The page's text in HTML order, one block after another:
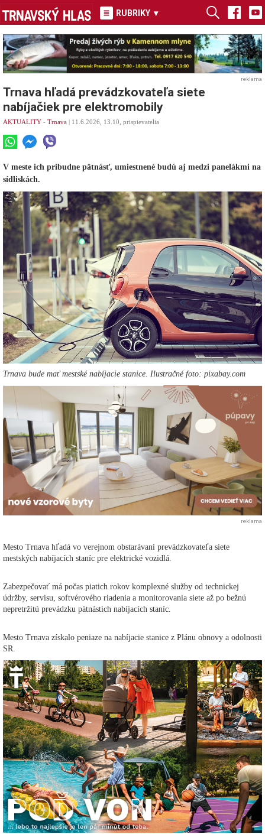
RUBRIKY ▾
reklama
Trnava hľadá prevádzkovateľa siete
nabíjačiek pre elektromobily
AKTUALITY - Trnava | 11.6.2026, 13.10, prispievatelia
V meste ich pribudne pätnásť, umiestnené budú aj medzi panelákmi na
sídliskách.
Trnava bude mať mestské nabíjacie stanice. Ilustračné foto: pixabay.com
reklama
Mesto Trnava hľadá vo verejnom obstarávaní prevádzkovateľa siete
mestských nabíjacích staníc pre elektrické vozidlá.
Zabezpečovať má počas piatich rokov komplexné služby od technickej
údržby, servisu, softvérového riadenia a monitorovania siete až po bežnú
nepretržitú prevádzku pätnástich nabíjacích staníc.
Mesto Trnava získalo peniaze na nabíjacie stanice z Plánu obnovy a odolnosti
SR.